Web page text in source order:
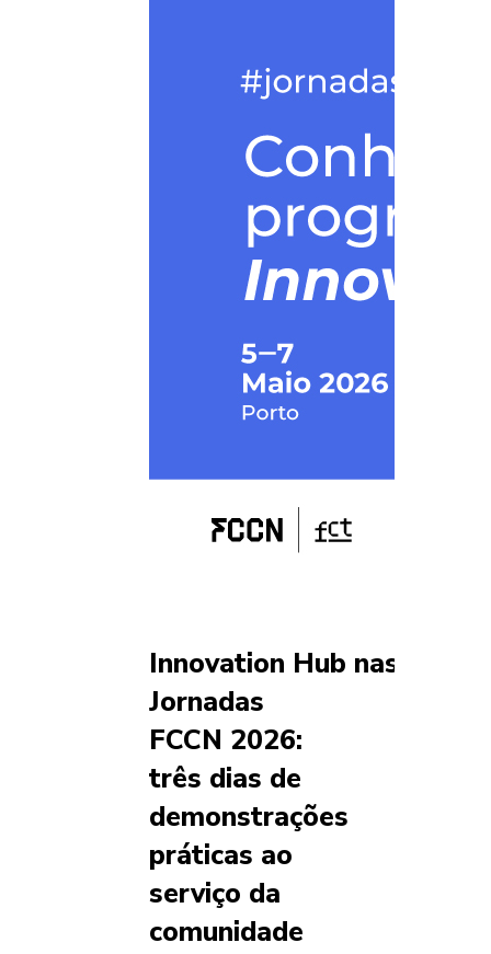
Innovation Hub nas
Jornadas
FCCN 2026:
três dias de
demonstrações
práticas ao
serviço da
comunidade